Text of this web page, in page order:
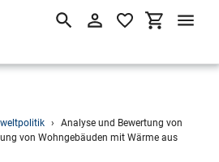
SuchenEinloggen
›
Analyse und Bewertung von
von Wohngebäuden mit Wärme aus